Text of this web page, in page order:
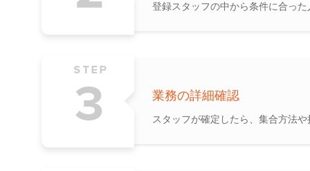
登録スタッフの中から条件に合っ
業務の詳細確認
スタッフが確定したら、集合方法